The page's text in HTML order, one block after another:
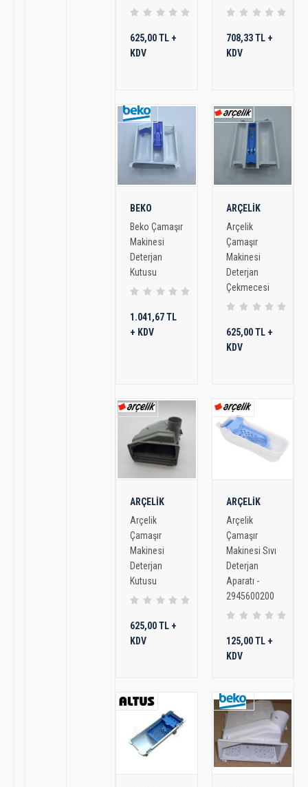
625,00 TL +
KDV
708,33 TL +
KDV
BEKO
Beko Çamaşır
Makinesi
Deterjan
Kutusu
1.041,67 TL
+ KDV
ARÇELİK
Arçelik
Çamaşır
Makinesi
Deterjan
Çekmecesi
625,00 TL +
KDV
ARÇELİK
Arçelik
Çamaşır
Makinesi
Deterjan
Kutusu
625,00 TL +
KDV
ARÇELİK
Arçelik
Çamaşır
Makinesi Sıvı
Deterjan
Aparatı -
2945600200
125,00 TL +
KDV